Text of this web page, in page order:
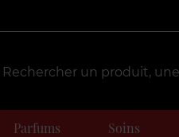
Parfums Soins